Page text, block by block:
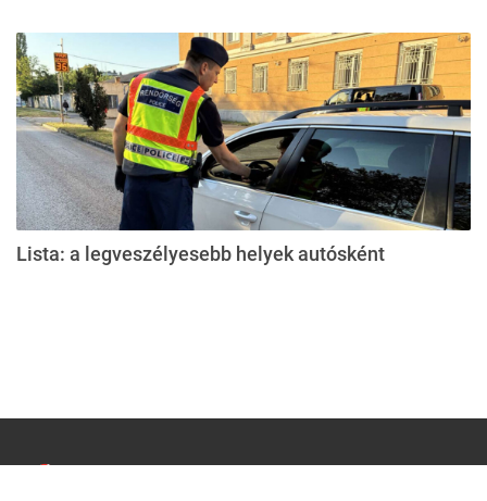
Lista: a legveszélyesebb helyek autósként